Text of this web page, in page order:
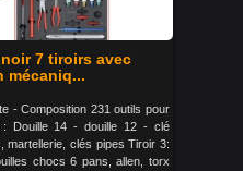
7 tiroirs avec
mécaniq...
- Composition 231 outils pour
: Douille 14 - douille 12 - clé
martellerie, clés pipes Tiroir 3:
chocs 6 pans, allen, torx